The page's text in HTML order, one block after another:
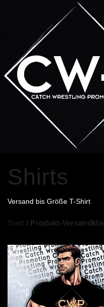
Shirts
Versand bis Größe T-Shirt
Start / Produkt-